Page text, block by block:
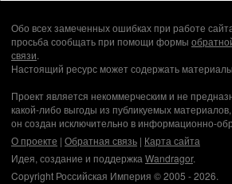
Обо всех замеченных ошибках при работе
просьба сообщать при помощи формы
связи.
Настоящий ресурс может содержать
Проект является некоммерческим и не
какой-либо выгоды из публикуемых материалов,
он создан исключительно в информационно-
О проекте | Обратная связь | Карта сайта
Идея, создание и поддержка Wandragor.
Copyright Российская Империя © 2005 - 2026.